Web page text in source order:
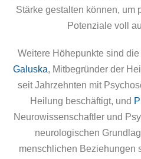
Stärke gestalten können, um
Potenziale voll
Weitere Höhepunkte sind
Galuska, Mitbegründer der
seit Jahrzehnten mit
Heilung beschäftigt, und
Neurowissenschaftler und
neurologischen
menschlichen Beziehungen